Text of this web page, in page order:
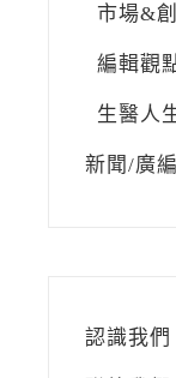
市場&
編輯觀
生醫人
新聞/廣編
認識我們